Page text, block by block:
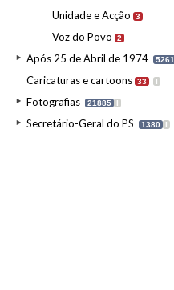
Unidade e Acção 3
Voz do Povo 2
Após 25 de Abril de 1974 5261
Caricaturas e cartoons 33 I
Fotografias 21885 I
Secretário-Geral do PS 1380 I